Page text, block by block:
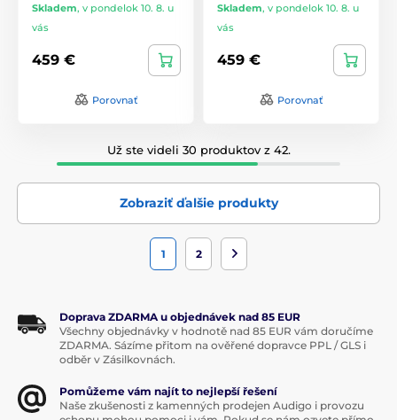
Skladem, v pondelok 10. 8. u
vás
459 €
Porovnať
Skladem, v pondelok 10. 8. u
vás
459 €
Porovnať
Už ste videli 30 produktov z 42.
Zobraziť ďalšie produkty
1 2
Doprava ZDARMA u objednávek nad 85 EUR
Všechny objednávky v hodnotě nad 85 EUR vám doručíme
ZDARMA. Sázíme přitom na ověřené dopravce PPL / GLS i
odběr v Zásilkovnách.
Pomůžeme vám najít to nejlepší řešení
Naše zkušenosti z kamenných prodejen Audigo i provozu